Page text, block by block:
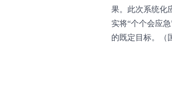
果。此次系统化
实将“个个会应
的既定目标。（